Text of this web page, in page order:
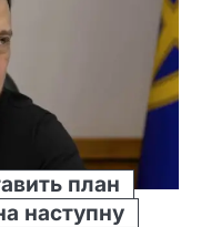
план
наступну